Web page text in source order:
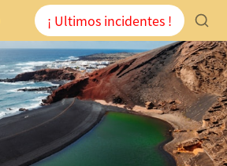
¡ Ultimos incidentes !